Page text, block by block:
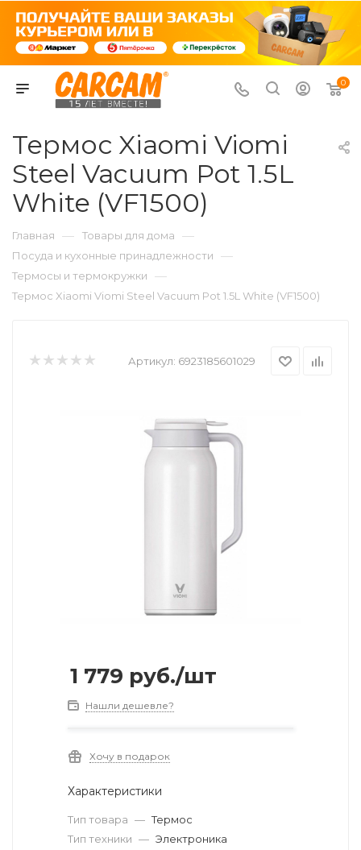
0
Термос Xiaomi Viomi
Steel Vacuum Pot 1.5L
White (VF1500)
Главная — Товары для дома —
Посуда и кухонные принадлежности —
Термосы и термокружки —
Термос Xiaomi Viomi Steel Vacuum Pot 1.5L White (VF1500)
Артикул: 6923185601029
1 779 руб./шт
Нашли дешевле?
Хочу в подарок
Характеристики
Тип товара — Термос
Тип техники — Электроника